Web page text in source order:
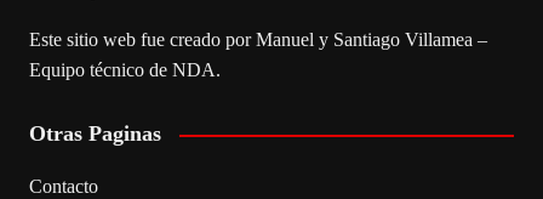
Este sitio web fue creado por Manuel y Santiago Villamea –
Equipo técnico de NDA.
Otras Paginas
Contacto